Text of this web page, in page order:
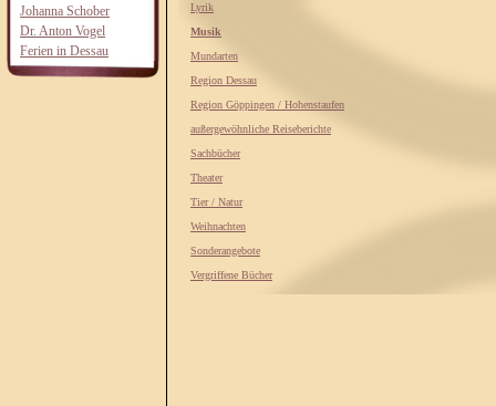
Johanna Schober
Dr. Anton Vogel
Ferien in Dessau
Lyrik
Musik
Mundarten
Region Dessau
Region Göppingen / Hohenstaufen
außergewöhnliche Reiseberichte
Sachbücher
Theater
Tier / Natur
Weihnachten
Sonderangebote
Vergriffene Bücher